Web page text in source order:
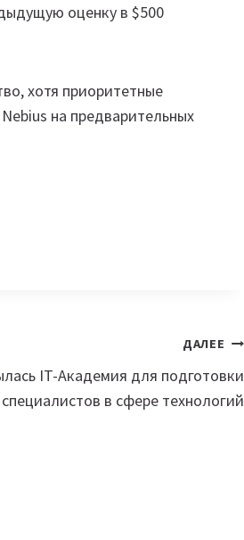
оценку в $500
хотя приоритетные
на предварительных
ДАЛЕЕ
IT-Академия для подготовки
в сфере технологий